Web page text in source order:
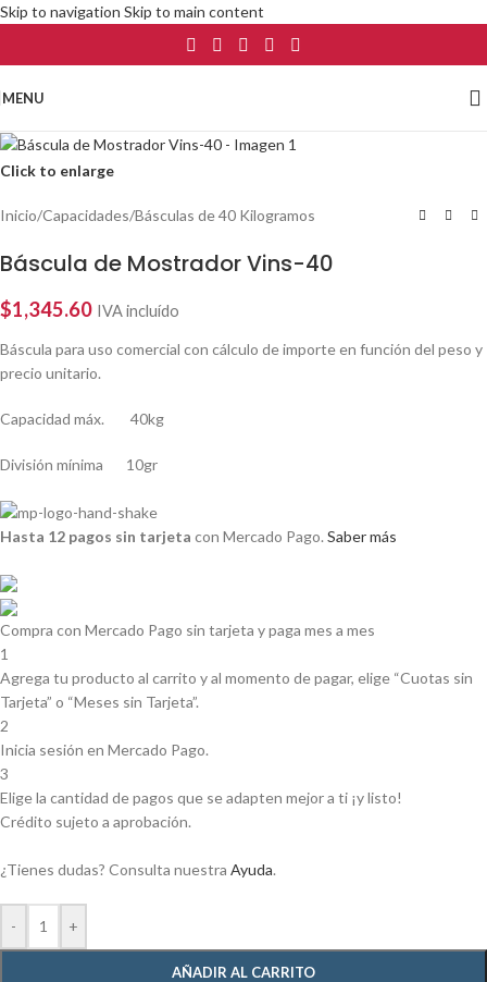
Skip to navigation Skip to main content
MENU
Click to enlarge
Inicio/Capacidades/Básculas de 40 Kilogramos
Báscula de Mostrador Vins-40
$1,345.60 IVA incluído
Báscula para uso comercial con cálculo de importe en función del peso y
precio unitario.
Capacidad máx. 40kg
División mínima 10gr
Hasta 12 pagos sin tarjeta con Mercado Pago. Saber más
Compra con Mercado Pago sin tarjeta y paga mes a mes
1
Agrega tu producto al carrito y al momento de pagar, elige “Cuotas sin
Tarjeta” o “Meses sin Tarjeta”.
2
Inicia sesión en Mercado Pago.
3
Elige la cantidad de pagos que se adapten mejor a ti ¡y listo!
Crédito sujeto a aprobación.
¿Tienes dudas? Consulta nuestra Ayuda.
- +
AÑADIR AL CARRITO